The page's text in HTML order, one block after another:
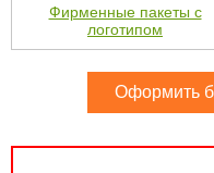
Фирменные пакеты с
логотипом
Оформить